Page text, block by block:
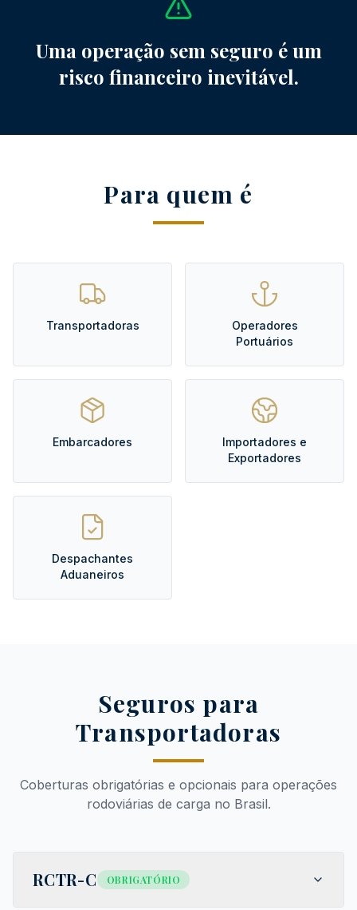
Uma operação sem seguro é um
risco financeiro inevitável.
Para quem é
Transportadoras
Operadores
Portuários
Embarcadores
Importadores e
Exportadores
Despachantes
Aduaneiros
Seguros para
Transportadoras
Coberturas obrigatórias e opcionais para operações
rodoviárias de carga no Brasil.
RCTR-C OBRIGATÓRIO